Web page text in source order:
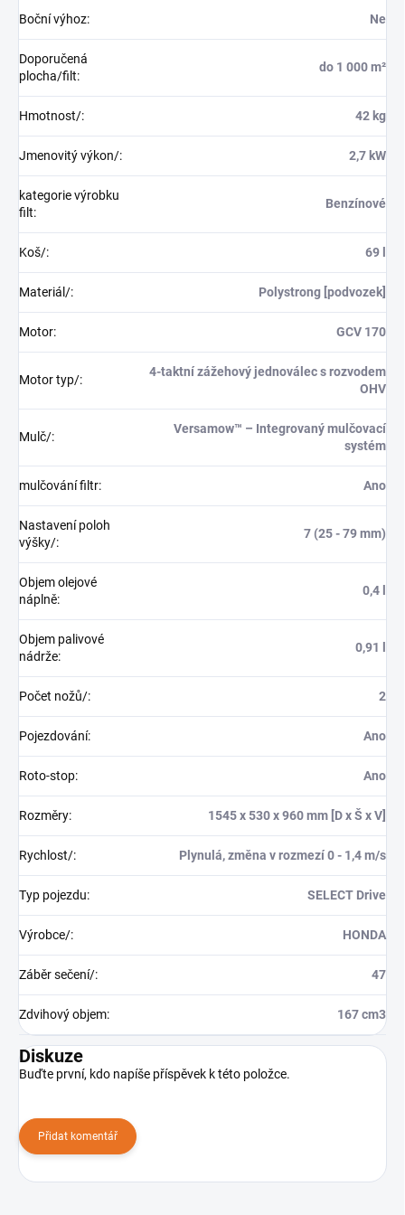
Boční výhoz: Ne
Doporučená
plocha/filt:
do 1 000 m²
Hmotnost/: 42 kg
Jmenovitý výkon/: 2,7 kW
kategorie výrobku
filt:
Benzínové
Koš/: 69 l
Materiál/: Polystrong [podvozek]
Motor: GCV 170
Motor typ/:
4-taktní zážehový jednoválec s rozvodem
OHV
Mulč/:
Versamow™ – Integrovaný mulčovací
systém
mulčování filtr: Ano
Nastavení poloh
výšky/:
7 (25 - 79 mm)
Objem olejové
náplně:
0,4 l
Objem palivové
nádrže:
0,91 l
Počet nožů/: 2
Pojezdování: Ano
Roto-stop: Ano
Rozměry: 1545 x 530 x 960 mm [D x Š x V]
Rychlost/: Plynulá, změna v rozmezí 0 - 1,4 m/s
Typ pojezdu: SELECT Drive
Výrobce/: HONDA
Záběr sečení/: 47
Zdvihový objem: 167 cm3
Diskuze
Buďte první, kdo napíše příspěvek k této položce.
Přidat komentář